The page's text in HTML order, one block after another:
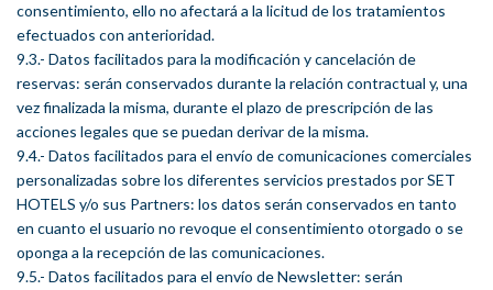
consentimiento, ello no afectará a la licitud de los tratamientos
efectuados con anterioridad.
9.3.- Datos facilitados para la modificación y cancelación de
reservas: serán conservados durante la relación contractual y, una
vez finalizada la misma, durante el plazo de prescripción de las
acciones legales que se puedan derivar de la misma.
9.4.- Datos facilitados para el envío de comunicaciones comerciales
personalizadas sobre los diferentes servicios prestados por SET
HOTELS y/o sus Partners: los datos serán conservados en tanto
en cuanto el usuario no revoque el consentimiento otorgado o se
oponga a la recepción de las comunicaciones.
9.5.- Datos facilitados para el envío de Newsletter: serán